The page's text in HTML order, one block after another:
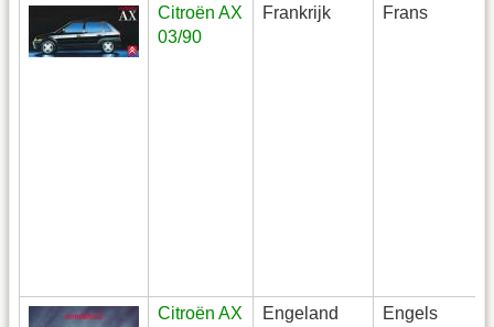
Citroën AX
03/90
Frankrijk Frans
Citroën AX
Engeland Engels